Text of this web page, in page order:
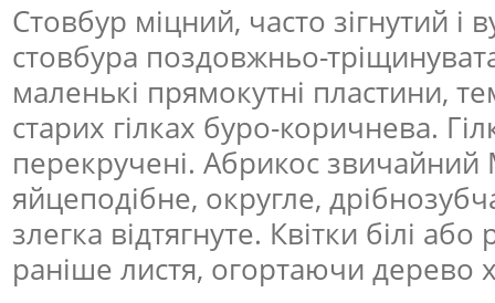
Стовбур міцний, часто зігнутий і
стовбура поздовжньо-
маленькі прямокутні пластини,
старих гілках буро-коричнева.
перекручені. Абрикос звичайний
яйцеподібне, округле,
злегка відтягнуте. Квітки білі
раніше листя, огортаючи дерево